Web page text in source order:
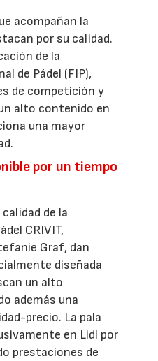
acompañan la
por su calidad.
de la
de Pádel (FIP),
de competición y
alto contenido en
una mayor
por un tiempo
de la
CRIVIT,
Graf, dan
diseñada
un alto
además una
precio. La pala
en Lidl por
prestaciones de